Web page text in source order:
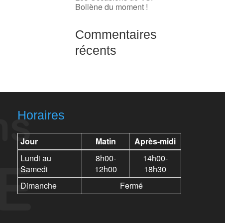
Bollène du moment !
Commentaires
récents
Horaires
Jour Matin
Après-midi
Lundi au
Samedi
8h00-
12h00
14h00-
18h30
Dimanche
Fermé